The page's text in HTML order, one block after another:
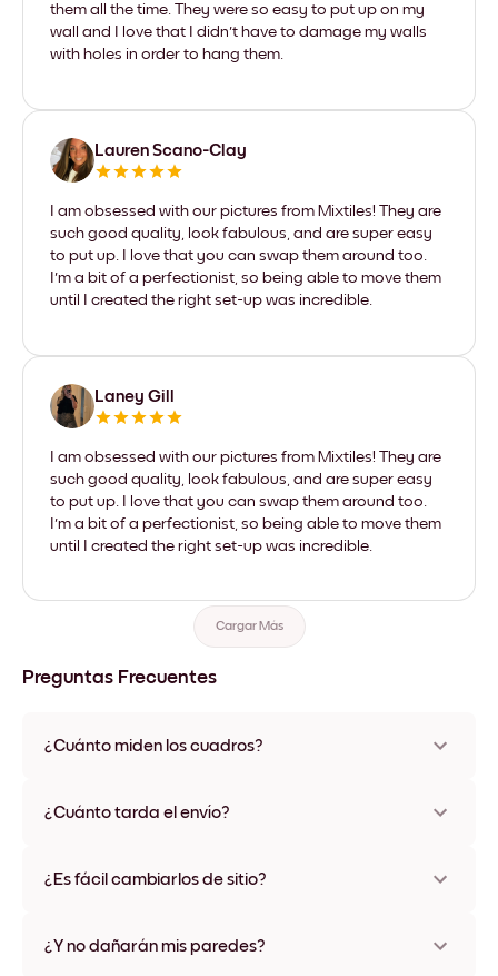
them all the time. They were so easy to put up on my
wall and I love that I didn't have to damage my walls
with holes in order to hang them.
Lauren Scano-Clay
I am obsessed with our pictures from Mixtiles! They are
such good quality, look fabulous, and are super easy
to put up. I love that you can swap them around too.
I'm a bit of a perfectionist, so being able to move them
until I created the right set-up was incredible.
Laney Gill
I am obsessed with our pictures from Mixtiles! They are
such good quality, look fabulous, and are super easy
to put up. I love that you can swap them around too.
I'm a bit of a perfectionist, so being able to move them
until I created the right set-up was incredible.
Cargar Más
Preguntas Frecuentes
¿Cuánto miden los cuadros?
varios materiales y colores de marco, incluidas opciones sin
¿Cuánto tarda el envío?
disponibles en algunos países. Te enviaremos un número de
¿Es fácil cambiarlos de sitio?
ningún daño
¿Y no dañarán mis paredes?